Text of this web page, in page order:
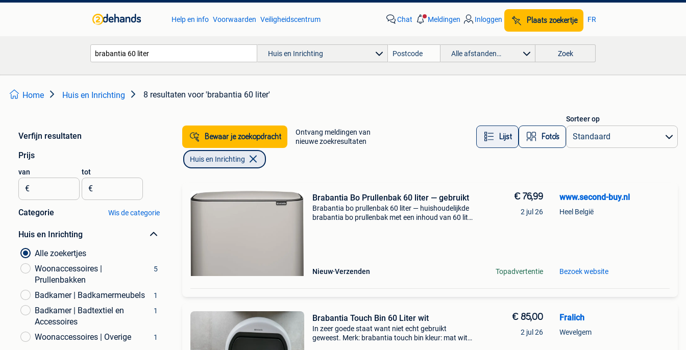
Help en info Voorwaarden Veiligheidscentrum Chat Meldingen Inloggen Plaats zoekertje FR
Huis en Inrichting Alle afstanden… Zoek
Home Huis en Inrichting 8 resultaten voor 'brabantia 60 liter'
Verfijn resultaten
Prijs
van
€
tot
€
Categorie Wis de categorie
Huis en Inrichting
Alle zoekertjes
Woonaccessoires |
Prullenbakken
5
Badkamer | Badkamermeubels 1
Badkamer | Badtextiel en
Accessoires
1
Woonaccessoires | Overige 1
Bewaar je zoekopdracht
Ontvang meldingen van
nieuwe zoekresultaten
Lijst Foto’s
Sorteer op
Huis en Inrichting
Brabantia Bo Prullenbak 60 liter — gebruikt
Brabantia bo prullenbak 60 liter — huishoudelijkde
brabantia bo prullenbak met een inhoud van 60 liter
Nieuw Verzenden
€ 76,99
2 jul 26
Topadvertentie
www.second-buy.nl
Heel België
Bezoek website
Brabantia Touch Bin 60 Liter wit
In zeer goede staat want niet echt gebruikt
geweest. Merk: brabantia touch bin kleur: mat wit
€ 85,00
2 jul 26
Fralich
Wevelgem